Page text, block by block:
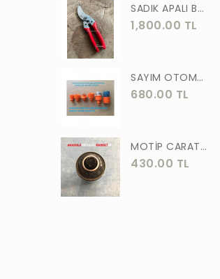
MEŞEM
AKGÜN
MOTİP
STR
ERKUL
ÖZTUTAR
DEKOR
TUDOR
SADIK APALI BAĞ BUDAMA MAKASI BİTKİ BUDAMA MAKASI EL YAPIMI
1,800.00 TL
SAYIM OTOMATİK MUSLUK VE BATARYA BAGLANTI ADAPTÖRÜ 6 PARÇA SET
680.00 TL
MOTİP CARAT 400 ML SPREY BOYA SİYAH GRİ ANTRASİT KOYU RENK 7016
430.00 TL